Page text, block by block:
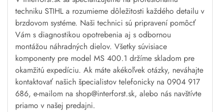
techniku STIHL a rozumieme dôležitosti každého detailu v
brzdovom systéme. Naši technici sú pripravení pomôcť
Vám s diagnostikou opotrebenia aj s odbornou
montážou náhradných dielov. Všetky súvisiace
komponenty pre model MS 400.1 držíme skladom pre
okamžitú expedíciu. Ak máte akékoľvek otázky, neváhajte
kontaktovať našich špecialistov telefonicky na 0904 917
686, e-mailom na shop@interforst.sk, alebo nás navštívte
priamo v našej predajni.